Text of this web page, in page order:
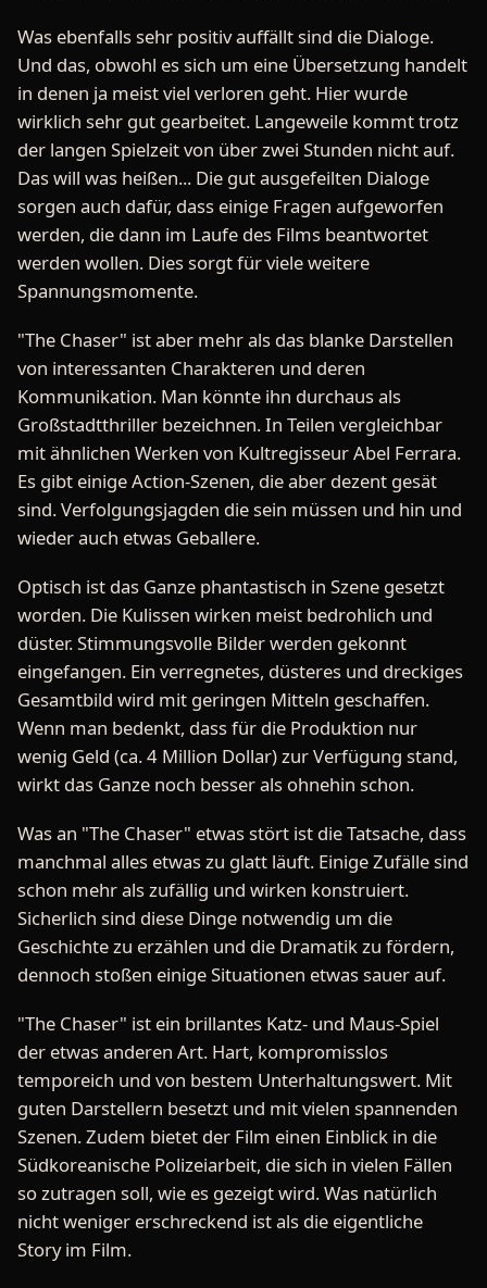
Was ebenfalls sehr positiv auffällt sind die Dialoge.
Und das, obwohl es sich um eine Übersetzung handelt
in denen ja meist viel verloren geht. Hier wurde
wirklich sehr gut gearbeitet. Langeweile kommt trotz
der langen Spielzeit von über zwei Stunden nicht auf.
Das will was heißen... Die gut ausgefeilten Dialoge
sorgen auch dafür, dass einige Fragen aufgeworfen
werden, die dann im Laufe des Films beantwortet
werden wollen. Dies sorgt für viele weitere
Spannungsmomente.
"The Chaser" ist aber mehr als das blanke Darstellen
von interessanten Charakteren und deren
Kommunikation. Man könnte ihn durchaus als
Großstadtthriller bezeichnen. In Teilen vergleichbar
mit ähnlichen Werken von Kultregisseur Abel Ferrara.
Es gibt einige Action-Szenen, die aber dezent gesät
sind. Verfolgungsjagden die sein müssen und hin und
wieder auch etwas Geballere.
Optisch ist das Ganze phantastisch in Szene gesetzt
worden. Die Kulissen wirken meist bedrohlich und
düster. Stimmungsvolle Bilder werden gekonnt
eingefangen. Ein verregnetes, düsteres und dreckiges
Gesamtbild wird mit geringen Mitteln geschaffen.
Wenn man bedenkt, dass für die Produktion nur
wenig Geld (ca. 4 Million Dollar) zur Verfügung stand,
wirkt das Ganze noch besser als ohnehin schon.
Was an "The Chaser" etwas stört ist die Tatsache, dass
manchmal alles etwas zu glatt läuft. Einige Zufälle sind
schon mehr als zufällig und wirken konstruiert.
Sicherlich sind diese Dinge notwendig um die
Geschichte zu erzählen und die Dramatik zu fördern,
dennoch stoßen einige Situationen etwas sauer auf.
"The Chaser" ist ein brillantes Katz- und Maus-Spiel
der etwas anderen Art. Hart, kompromisslos
temporeich und von bestem Unterhaltungswert. Mit
guten Darstellern besetzt und mit vielen spannenden
Szenen. Zudem bietet der Film einen Einblick in die
Südkoreanische Polizeiarbeit, die sich in vielen Fällen
so zutragen soll, wie es gezeigt wird. Was natürlich
nicht weniger erschreckend ist als die eigentliche
Story im Film.